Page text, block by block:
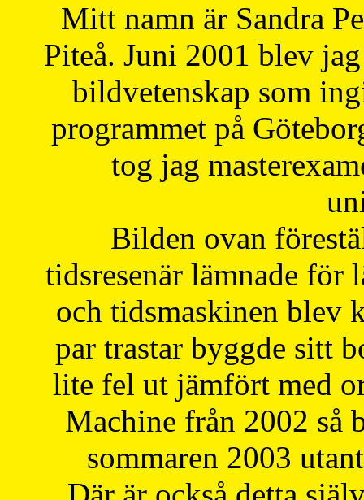
Mitt namn är Sandra
Piteå. Juni 2001 blev
bildvetenskap som
programmet på
tog jag
Bilden ovan
tidsresenär lämnade för
och tidsmaskinen blev
par trastar byggde sitt
lite fel ut jämfört med
Machine från 2002 så
sommaren 2003